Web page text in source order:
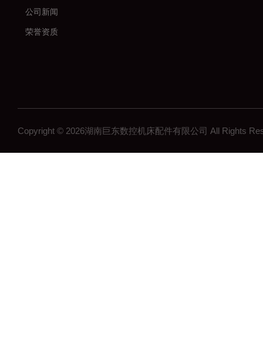
公司新闻
荣誉资质
Copyright © 2026湖南巨东数控机床配件有限公司 All Rights